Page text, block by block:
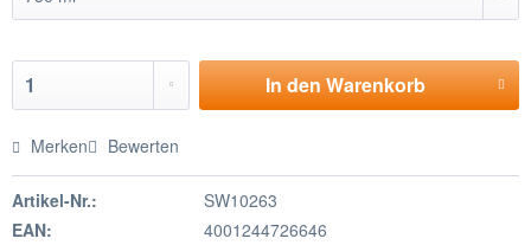
In denWarenkorb
Merken Bewerten
Artikel-Nr.:
SW10263
EAN:
4001244726646